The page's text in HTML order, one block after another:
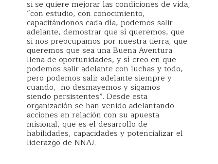
si se quiere mejorar las condiciones de vida,
“con estudio, con conocimiento,
capacitándonos cada día, podemos salir
adelante, demostrar que sí queremos, que
si nos preocupamos por nuestra tierra, que
queremos que sea una Buena Aventura
llena de oportunidades, y sí creo en que
podemos salir adelante con luchas y todo,
pero podemos salir adelante siempre y
cuando, no desmayemos y sigamos
siendo persistentes”. Desde esta
organización se han venido adelantando
acciones en relación con su apuesta
misional, que es el desarrollo de
habilidades, capacidades y potencializar el
liderazgo de NNAJ.